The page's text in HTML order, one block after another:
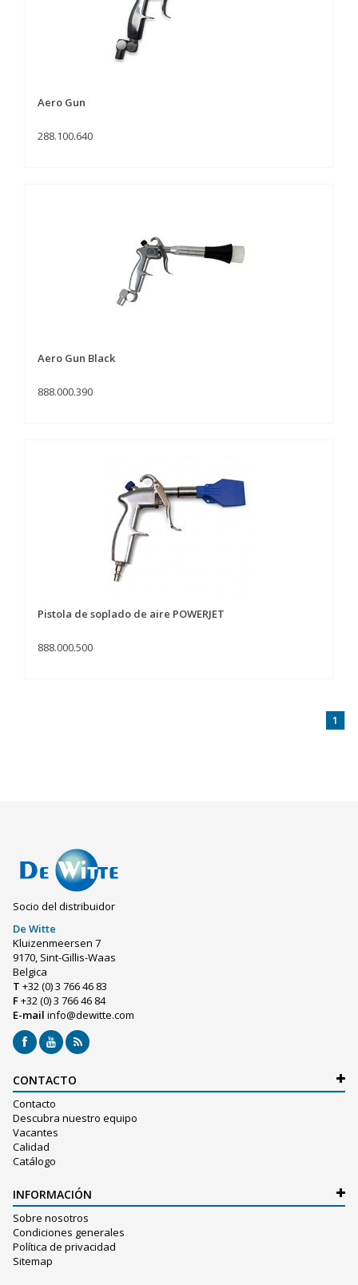
Aero Gun
288.100.640
Aero Gun Black
888.000.390
Pistola de soplado de aire POWERJET
888.000.500
1
Socio del distribuidor
De Witte
Kluizenmeersen 7
9170, Sint-Gillis-Waas
Belgica
T +32 (0) 3 766 46 83
F+32 (0) 3 766 46 84
E-mail info@dewitte.com
CONTACTO
Contacto
Descubra nuestro equipo
Vacantes
Calidad
Catálogo
INFORMACIÓN
Sobre nosotros
Condiciones generales
Política de privacidad
Sitemap